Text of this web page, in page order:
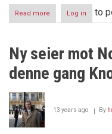
Read more
Regjeringen
Log in to
Ny seier mot
denne gang
13 years ago By